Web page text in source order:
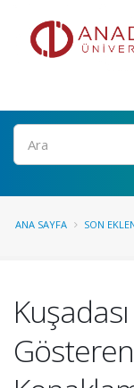
Ara
ANA SAYFA SON
Gösteren